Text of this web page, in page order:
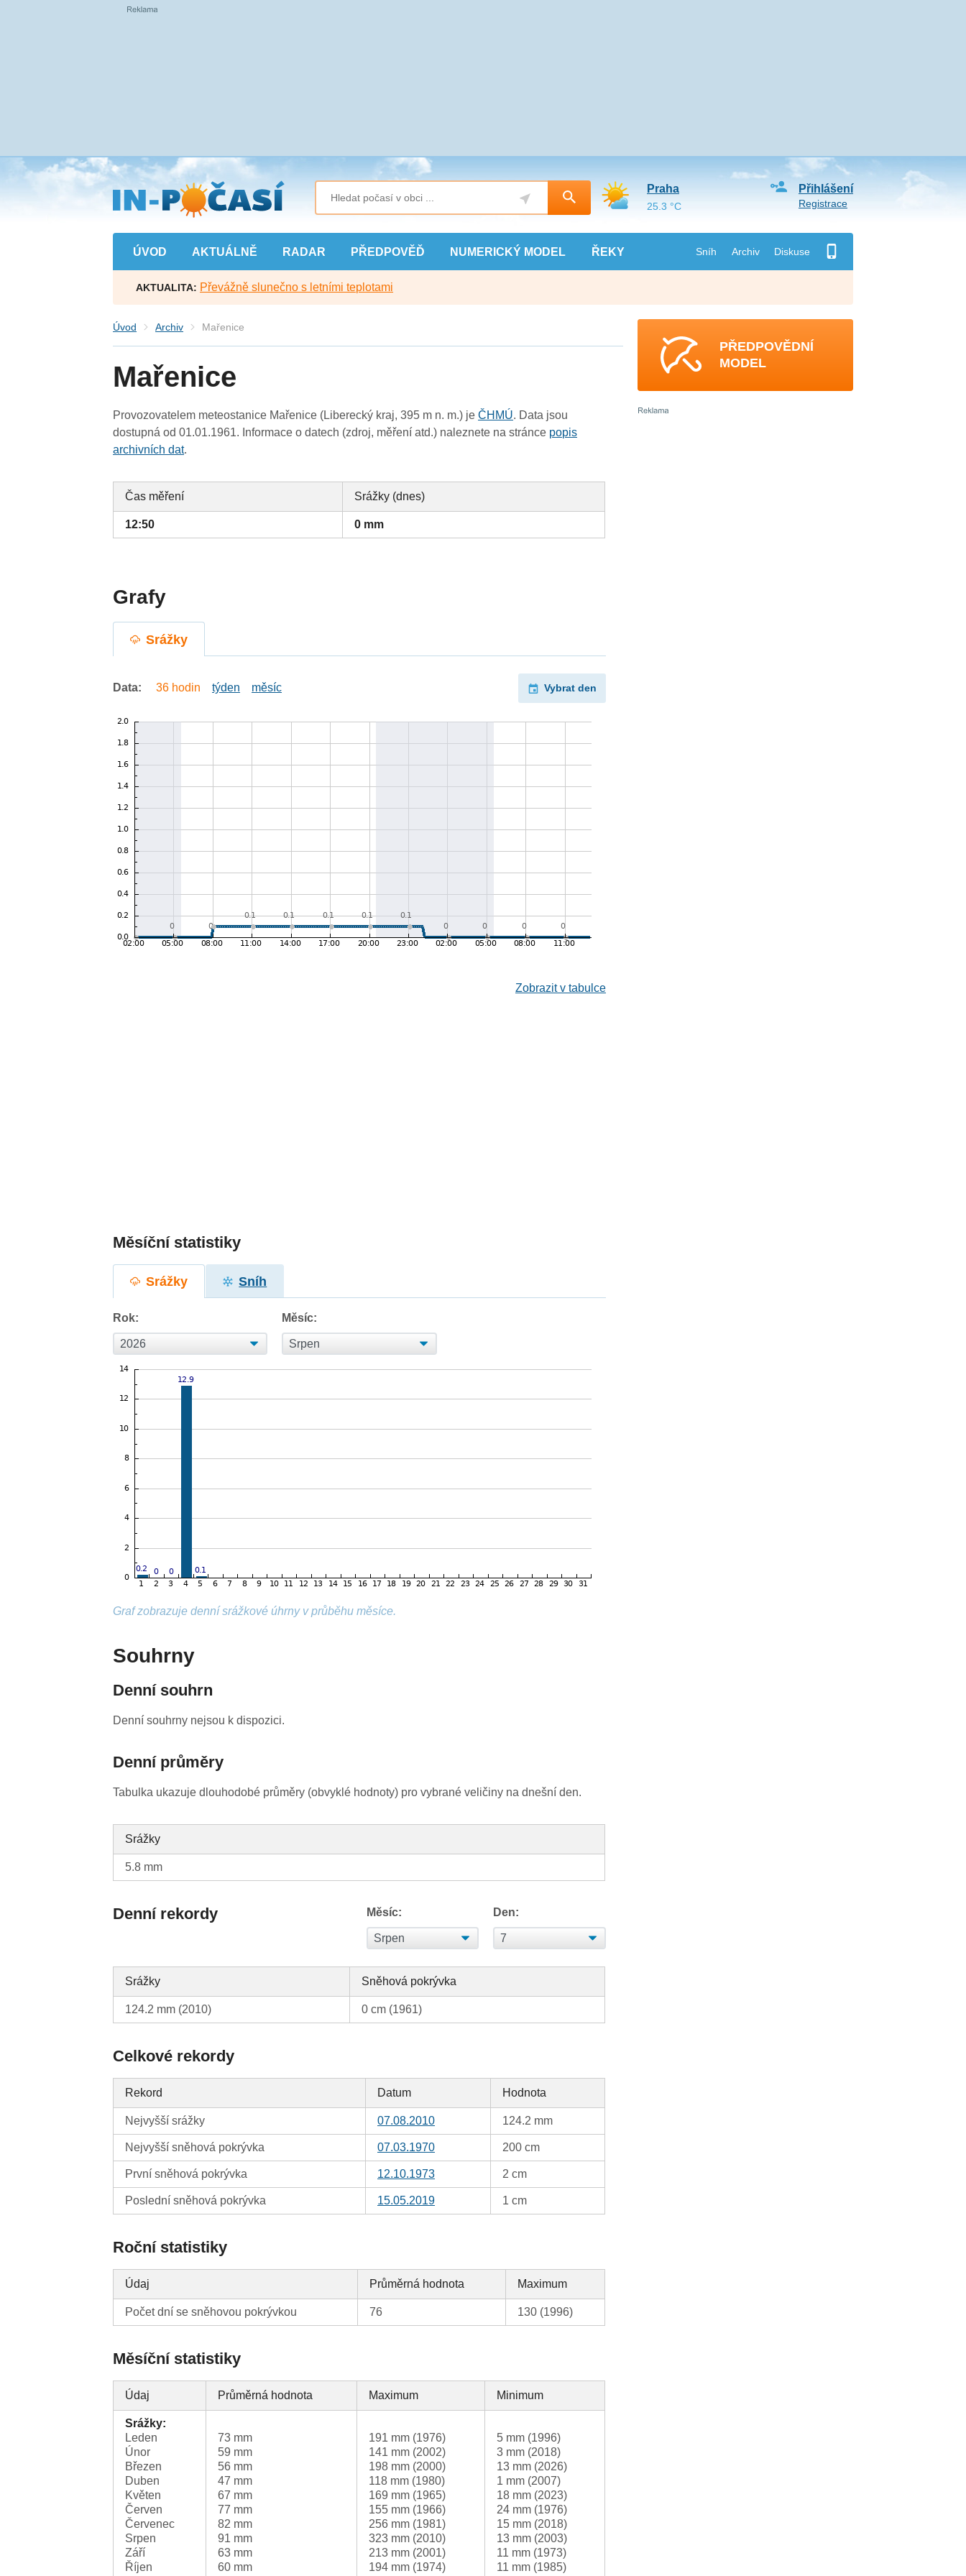
Přejít
na
hlavní
obsah
ÚVOD AKTUÁLNĚ RADAR PŘEDPOVĚĎ NUMERICKÝ MODEL ŘEKY Sníh Archiv Diskuse
Přihlášení
Registrace
Praha
25.3 °C
AKTUALITA: Převážně slunečno s letními teplotami
Úvod Archiv Mařenice
Mařenice
Provozovatelem meteostanice Mařenice (Liberecký kraj, 395 m n. m.) jeČHMÚ. Data jsou
dostupná od 01.01.1961. Informace o datech (zdroj, měření atd.) naleznete na stránce popis
archivních dat.
Čas měření Srážky (dnes)
12:50 0 mm
Grafy
Srážky
Data: 36 hodin týden měsíc Vybrat den
Zobrazit v tabulce
Měsíční statistiky
Srážky Sníh
Rok: Měsíc:
Graf zobrazuje denní srážkové úhrny v průběhu měsíce.
Souhrny
Denní souhrn
Denní souhrny nejsou k dispozici.
Denní průměry
Tabulka ukazuje dlouhodobé průměry (obvyklé hodnoty) pro vybrané veličiny na dnešní den.
Srážky
5.8 mm
Denní rekordy Měsíc: Den:
Srážky Sněhová pokrývka
124.2 mm (2010) 0 cm (1961)
Celkové rekordy
Rekord Datum Hodnota
Nejvyšší srážky 07.08.2010 124.2 mm
Nejvyšší sněhová pokrývka 07.03.1970 200 cm
První sněhová pokrývka 12.10.1973 2 cm
Poslední sněhová pokrývka 15.05.2019 1 cm
Roční statistiky
Údaj Průměrná hodnota Maximum
Počet dní se sněhovou pokrývkou 76 130 (1996)
Měsíční statistiky
Údaj Průměrná hodnota Maximum Minimum
Srážky:
Leden
Únor
Březen
Duben
Květen
Červen
Červenec
Srpen
Září
Říjen
73 mm
59 mm
56 mm
47 mm
67 mm
77 mm
82 mm
91 mm
63 mm
60 mm
191 mm (1976)
141 mm (2002)
198 mm (2000)
118 mm (1980)
169 mm (1965)
155 mm (1966)
256 mm (1981)
323 mm (2010)
213 mm (2001)
194 mm (1974)
5 mm (1996)
3 mm (2018)
13 mm (2026)
1 mm (2007)
18 mm (2023)
24 mm (1976)
15 mm (2018)
13 mm (2003)
11 mm (1973)
11 mm (1985)
PŘEDPOVĚDNÍ
MODEL